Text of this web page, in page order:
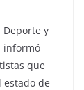
y
informó
que
estado de